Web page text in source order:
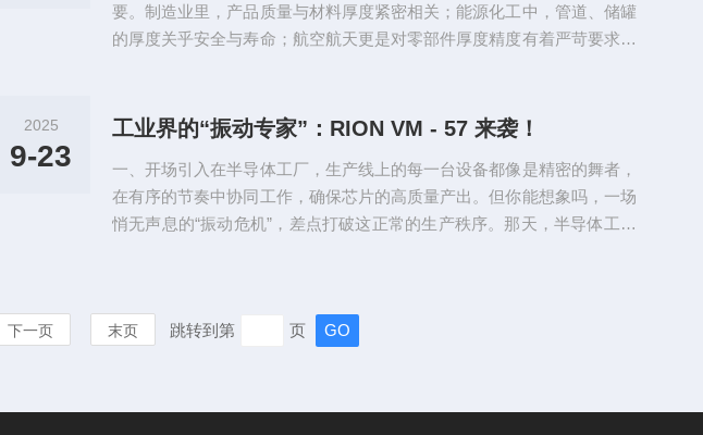
要。制造业里，产品质量与材料厚度紧密相关；能源化工中，管道、储罐
的厚度关乎安全与寿命；航空航天更是对零部件厚度精度有着严苛要求，
测注入了一剂“强心针”。它像是一位不知疲倦且精准高效的检测卫士，在
靠的性能，让检测工作变...
2025
9-23
工业界的“振动专家”：RION VM - 57 来袭！
一、开场引入在半导体工厂，生产线上的每一台设备都像是精密的舞者，
在有序的节奏中协同工作，确保芯片的高质量产出。但你能想象吗，一场
悄无声息的“振动危机”，差点打破这正常的生产秩序。那天，半导体工厂
任何微小异常都可能引发严重后果。李工迅速联系了设备维护团队，大家
下一页 末页 跳转到第 页